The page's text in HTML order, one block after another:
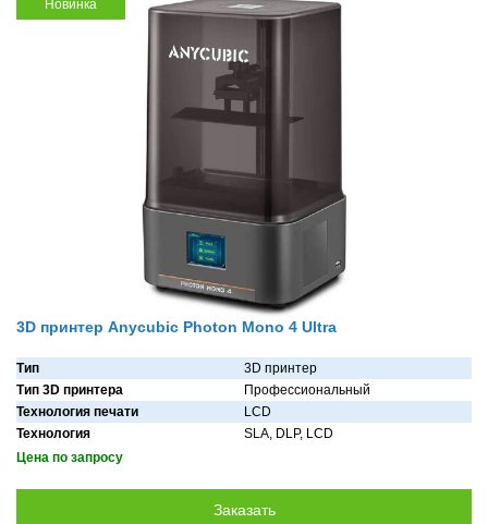
Новинка
3D принтер Anycubic Photon Mono 4 Ultra
Тип
3D принтер
Тип 3D принтера
Профессиональный
Технология печати
LCD
Технология
SLA, DLP, LCD
Цена по запросу